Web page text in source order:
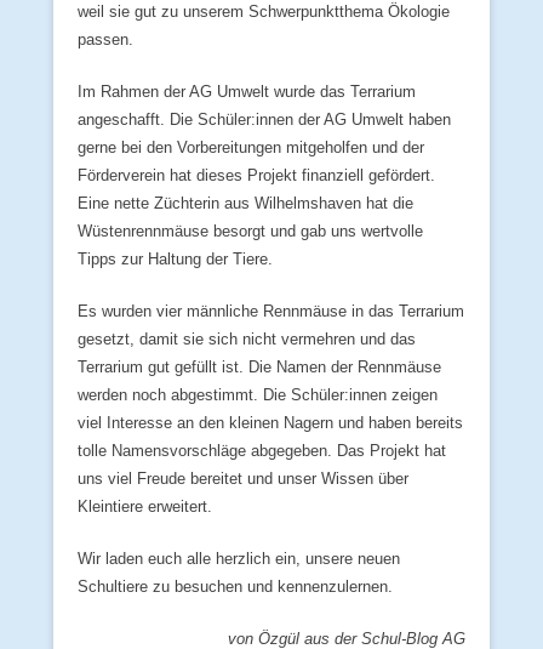
weil sie gut zu unserem Schwerpunktthema Ökologie
passen.
Im Rahmen der AG Umwelt wurde das Terrarium
angeschafft. Die Schüler:innen der AG Umwelt haben
gerne bei den Vorbereitungen mitgeholfen und der
Förderverein hat dieses Projekt finanziell gefördert.
Eine nette Züchterin aus Wilhelmshaven hat die
Wüstenrennmäuse besorgt und gab uns wertvolle
Tipps zur Haltung der Tiere.
Es wurden vier männliche Rennmäuse in das Terrarium
gesetzt, damit sie sich nicht vermehren und das
Terrarium gut gefüllt ist. Die Namen der Rennmäuse
werden noch abgestimmt. Die Schüler:innen zeigen
viel Interesse an den kleinen Nagern und haben bereits
tolle Namensvorschläge abgegeben. Das Projekt hat
uns viel Freude bereitet und unser Wissen über
Kleintiere erweitert.
Wir laden euch alle herzlich ein, unsere neuen
Schultiere zu besuchen und kennenzulernen.
von Özgül aus der Schul-Blog AG